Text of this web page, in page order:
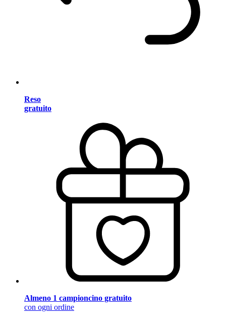
Reso
gratuito
Almeno 1 campioncino gratuito
con ogni ordine